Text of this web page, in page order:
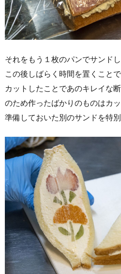
それをもう１枚のパンでサンド
この後しばらく時間を置くこと
カットしたことであのキレイな
のため作ったばかりのものはカ
準備しておいた別のサンドを特